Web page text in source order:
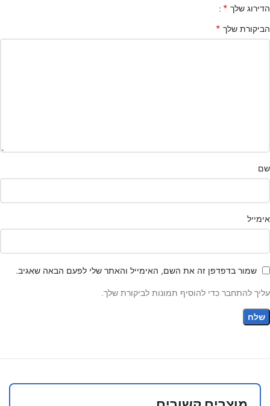
הדירוג שלך *
הביקורת שלך *
שם
אימייל
שמור בדפדפן זה את השם, האימייל והאתר שלי לפעם הבאה שאגיב.
עליך להתחבר כדי להוסיף תמונות לביקורת שלך.